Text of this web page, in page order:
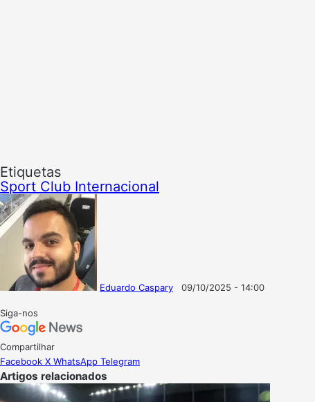
Etiquetas
Sport Club Internacional
Eduardo Caspary
09/10/2025 - 14:00
Siga-nos
Compartilhar
Facebook X WhatsApp Telegram
Artigos relacionados